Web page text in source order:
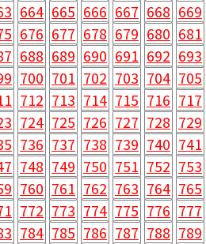
664 665 666 667 668 669
676 677 678 679 680 681
688 689 690 691 692 693
700 701 702 703 704 705
712 713 714 715 716 717
724 725 726 727 728 729
736 737 738 739 740 741
748 749 750 751 752 753
760 761 762 763 764 765
772 773 774 775 776 777
784 785 786 787 788 789